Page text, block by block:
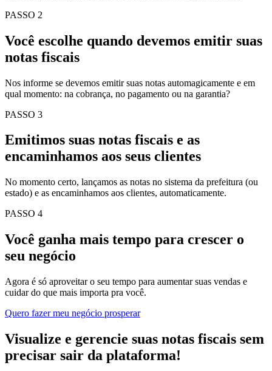
PASSO 2
Você escolhe quando devemos emitir suas
notas fiscais
Nos informe se devemos emitir suas notas automagicamente e em
qual momento: na cobrança, no pagamento ou na garantia?
PASSO 3
Emitimos suas notas fiscais e as
encaminhamos aos seus clientes
No momento certo, lançamos as notas no sistema da prefeitura (ou
estado) e as encaminhamos aos clientes, automaticamente.
PASSO 4
Você ganha mais tempo para crescer o
seu negócio
Agora é só aproveitar o seu tempo para aumentar suas vendas e
cuidar do que mais importa pra você.
Quero fazer meu negócio prosperar
Visualize e gerencie suas notas fiscais sem
precisar sair da plataforma!